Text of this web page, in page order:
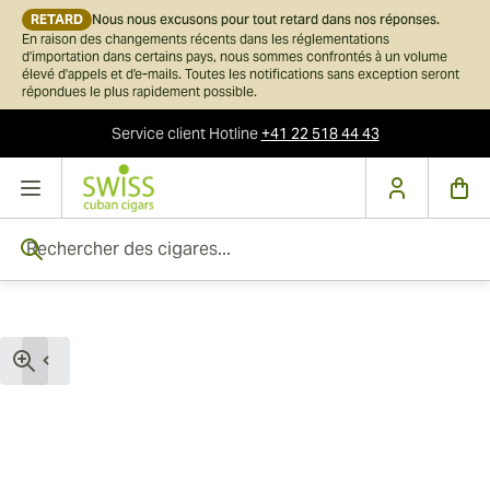
RETARD Nous nous excusons pour tout retard dans nos réponses.
En raison des changements récents dans les réglementations
d'importation dans certains pays, nous sommes confrontés à un volume
élevé d'appels et d'e-mails. Toutes les notifications sans exception seront
répondues le plus rapidement possible.
Service clientHotline+41 22 518 44 43
Skip to Content